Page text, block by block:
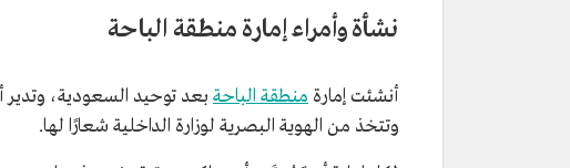
نشأة وأمراء إمارة منطقة الباحة
أنشئت إمارة منطقة الباحة بعد توحيد السعودية، وتدير
وتتخذ من الهوية البصرية لوزارة الداخلية شعارًا لها.